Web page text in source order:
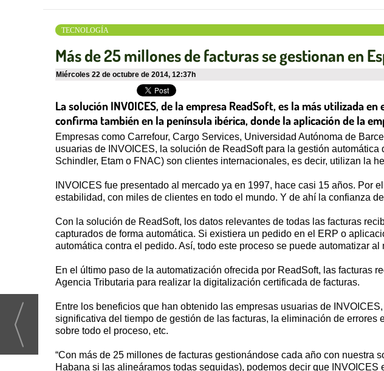
TECNOLOGÍA
Más de 25 millones de facturas se gestionan en
miércoles 22 de octubre de 2014, 12:37h
La solución INVOICES, de la empresa ReadSoft, es la más utilizada
confirma también en la península ibérica, donde la aplicación de la
Empresas como Carrefour, Cargo Services, Universidad Autónoma de
usuarias de INVOICES, la solución de ReadSoft para la gestión
Schindler, Etam o FNAC) son clientes internacionales, es decir, utilizan la
INVOICES fue presentado al mercado ya en 1997, hace casi 15 años.
estabilidad, con miles de clientes en todo el mundo. Y de ahí la confianza
Con la solución de ReadSoft, los datos relevantes de todas las facturas
capturados de forma automática. Si existiera un pedido en el ERP o
automática contra el pedido. Así, todo este proceso se puede automatizar
En el último paso de la automatización ofrecida por ReadSoft, las facturas
Agencia Tributaria para realizar la digitalización certificada de facturas.
Entre los beneficios que han obtenido las empresas usuarias de
significativa del tiempo de gestión de las facturas, la eliminación de
sobre todo el proceso, etc.
“Con más de 25 millones de facturas gestionándose cada año con
Habana si las alineáramos todas seguidas), podemos decir que